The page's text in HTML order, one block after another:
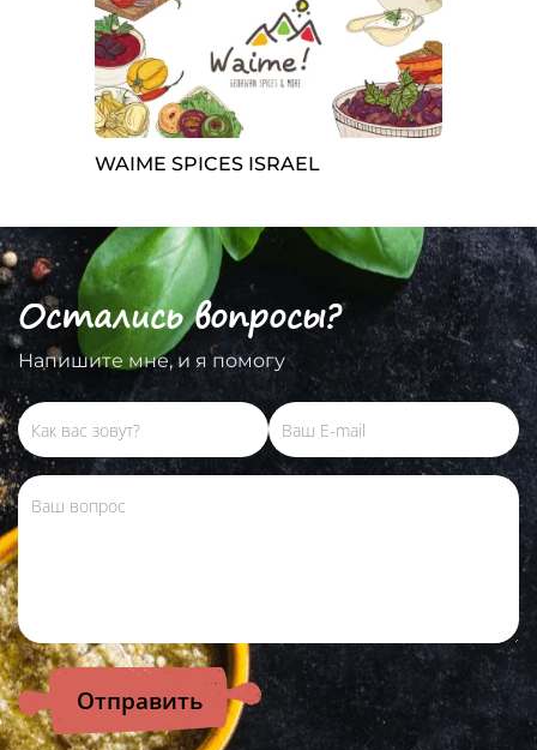
WAIME SPICES ISRAEL
Остались вопросы?
Напишите мне, и я помогу